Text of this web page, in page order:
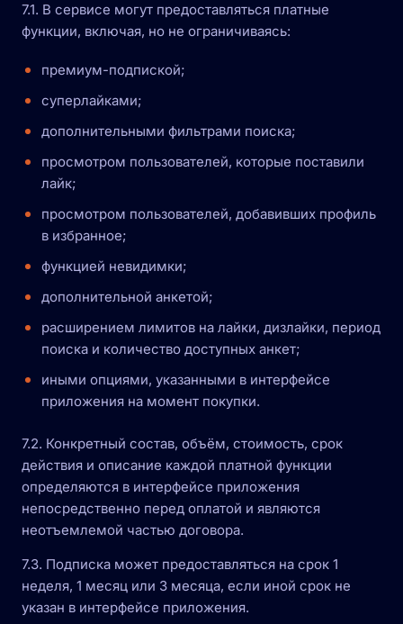
7.1. В сервисе могут предоставляться платные
функции, включая, но не ограничиваясь:
премиум-подпиской;
суперлайками;
дополнительными фильтрами поиска;
просмотром пользователей, которые поставили
лайк;
просмотром пользователей, добавивших профиль
в избранное;
функцией невидимки;
дополнительной анкетой;
расширением лимитов на лайки, дизлайки, период
поиска и количество доступных анкет;
иными опциями, указанными в интерфейсе
приложения на момент покупки.
7.2. Конкретный состав, объём, стоимость, срок
действия и описание каждой платной функции
определяются в интерфейсе приложения
непосредственно перед оплатой и являются
неотъемлемой частью договора.
7.3. Подписка может предоставляться на срок 1
неделя, 1 месяц или 3 месяца, если иной срок не
указан в интерфейсе приложения.